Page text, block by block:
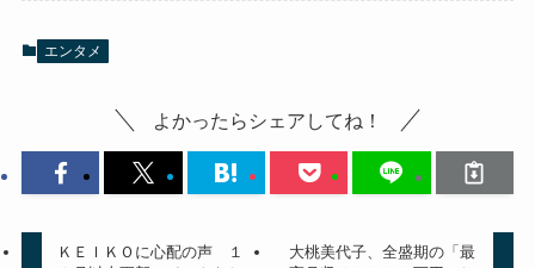
エンタメ
よかったらシェアしてね！
ＫＥＩＫＯに心配の声 １
大桃美代子、全盛期の「最